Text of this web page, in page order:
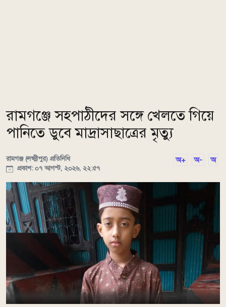
রামগঞ্জে সহপাঠীদের সঙ্গে খেলতে গিয়ে
পানিতে ডুবে মাদ্রাসাছাত্রের মৃত্যু
রামগঞ্জ (লক্ষ্মীপুর) প্রতিনিধি
প্রকাশ: ০৭ আগস্ট, ২০২৬, ২২:৫৭
অ+ অ- অ